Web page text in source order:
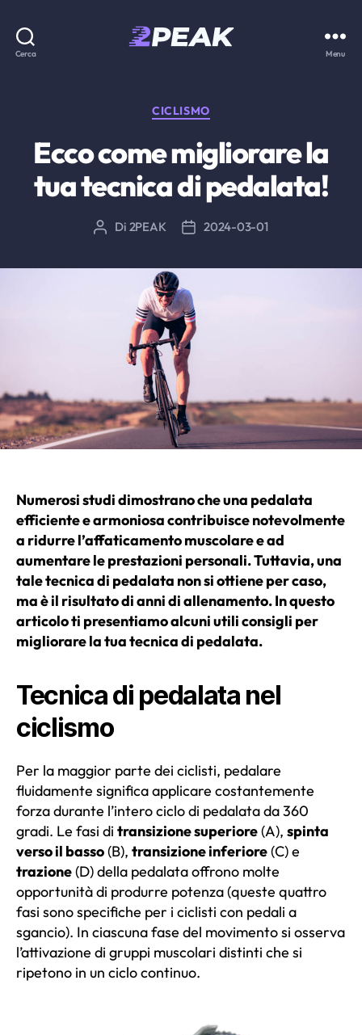
Cerca Menu
Categorie
CICLISMO
Ecco come migliorare la
tua tecnica di pedalata!
Autore
Di 2PEAK
Data2024-03-01
Numerosi studi dimostrano che una pedalata
efficiente e armoniosa contribuisce notevolmente
a ridurre l’affaticamento muscolare e ad
aumentare le prestazioni personali. Tuttavia, una
tale tecnica di pedalata non si ottiene per caso,
ma è il risultato di anni di allenamento. In questo
articolo ti presentiamo alcuni utili consigli per
migliorare la tua tecnica di pedalata.
Tecnica di pedalata nel
ciclismo
Per la maggior parte dei ciclisti, pedalare
fluidamente significa applicare costantemente
forza durante l’intero ciclo di pedalata da 360
gradi. Le fasi di transizione superiore(A), spinta
verso il basso(B), transizione inferiore(C) e
trazione(D) della pedalata offrono molte
opportunità di produrre potenza (queste quattro
fasi sono specifiche per i ciclisti con pedali a
sgancio). In ciascuna fase del movimento si osserva
l’attivazione di gruppi muscolari distinti che si
ripetono in un ciclo continuo.